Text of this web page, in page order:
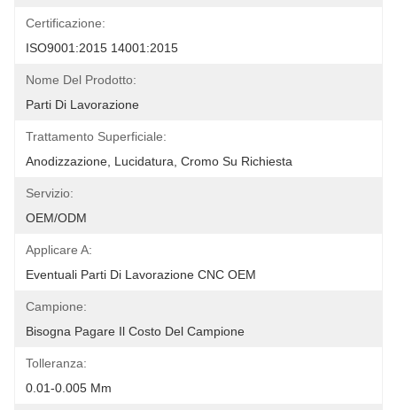
Certificazione:
ISO9001:2015 14001:2015
Nome Del Prodotto:
Parti Di Lavorazione
Trattamento Superficiale:
Anodizzazione, Lucidatura, Cromo Su Richiesta
Servizio:
OEM/ODM
Applicare A:
Eventuali Parti Di Lavorazione CNC OEM
Campione:
Bisogna Pagare Il Costo Del Campione
Tolleranza:
0.01-0.005 Mm